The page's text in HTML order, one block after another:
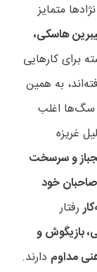
متمایز
هاسکی،
برای کارهایی
به همین
سگ‌ها اغلب
غریزه
و سرسخت
صاحبان خود
رفتار
بازیگوش و
مداوم دارند.